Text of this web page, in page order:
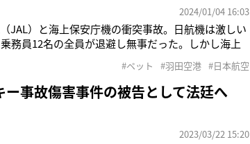
2024/01/04 16:03
JAL）と海上保安庁機の衝突事故。日航機は激しい
務員12名の全員が退避し無事だった。しかし海上
みに包まれている。さらに海上保安庁機は被災地
#ペット #羽田空港 #日本航空
事故傷害事件の被告として法廷へ
2023/03/22 15:20